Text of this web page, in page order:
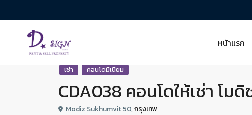
หน้าแรก
เช่า คอนโดมิเนียม
CDA038 คอนโดให้เช่า โม
Modiz Sukhumvit 50,กรุงเทพ